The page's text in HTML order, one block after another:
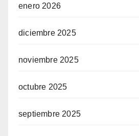
enero 2026
diciembre 2025
noviembre 2025
octubre 2025
septiembre 2025